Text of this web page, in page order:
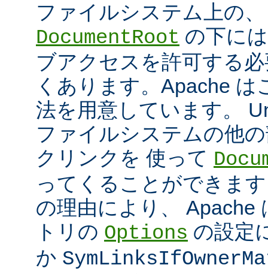
ファイルシステム上の
DocumentRoot の下に
ブアクセスを許可する
くあります。Apache は
法を用意しています。
ファイルシステムの他
クリンクを 使って
ってくることができま
の理由により、 Apache
トリの Options の設定
か